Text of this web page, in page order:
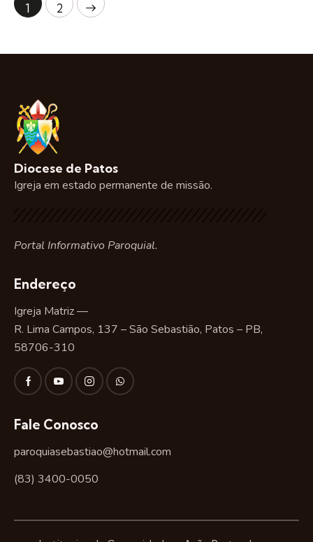
1 2
>
Diocese de Patos
Igreja em estado permanente de missão.
Portal Informativo Paroquial.
Endereço
Igreja Matriz —
R. Lima Campos, 137 – São Sebastião, Patos – PB,
58706-310
Fale Conosco
paroquiasebastiao@hotmail.com
(83) 3400-0050